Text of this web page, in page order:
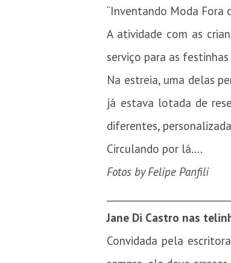
“Inventando Moda Fora
A atividade com as
serviço para as
Na estreia, uma delas
já estava lotada de
diferentes,
Circulando por lá….
Fotos by Felipe Panfili
Jane Di Castro nas
Convidada pela